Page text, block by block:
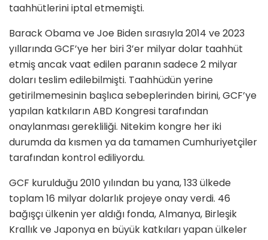
taahhütlerini iptal etmemişti.
Barack Obama ve Joe Biden sırasıyla 2014 ve 2023
yıllarında GCF’ye her biri 3’er milyar dolar taahhüt
etmiş ancak vaat edilen paranın sadece 2 milyar
doları teslim edilebilmişti. Taahhüdün yerine
getirilmemesinin başlıca sebeplerinden birini, GCF’ye
yapılan katkıların ABD Kongresi tarafından
onaylanması gerekliliği. Nitekim kongre her iki
durumda da kısmen ya da tamamen Cumhuriyetçiler
tarafından kontrol ediliyordu.
GCF kurulduğu 2010 yılından bu yana, 133 ülkede
toplam 16 milyar dolarlık projeye onay verdi. 46
bağışçı ülkenin yer aldığı fonda, Almanya, Birleşik
Krallık ve Japonya en büyük katkıları yapan ülkeler